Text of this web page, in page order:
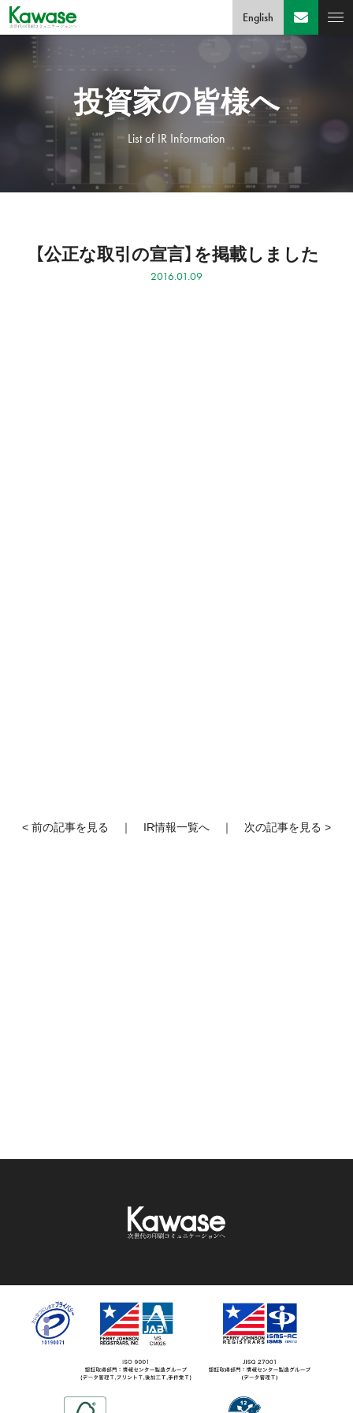
English
投資家の皆様へ
List of IR Information
【公正な取引の宣言】を掲載しました
2016.01.09
< 前の記事を見る ｜ IR情報一覧へ ｜ 次の記事を見る >